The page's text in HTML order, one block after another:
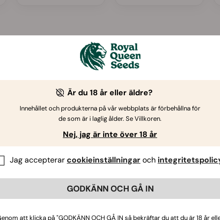
Top Questions
Hur fungerar Growers Club?
Kan jag få en rabattkupong?
Vilka typer av cannabisfrön erbjuder Royal Queen
Är du 18 år eller äldre?
Innehållet och produkterna på vår webbplats är förbehållna för
de som är i laglig ålder. Se Villkoren.
Nej, jag är inte över 18 år
Jag accepterarcookieinställningaroch
GODKÄNN OCH GÅ IN
att klicka på "GODKÄNN OCH GÅ IN så bekräftar du att du är 18 år